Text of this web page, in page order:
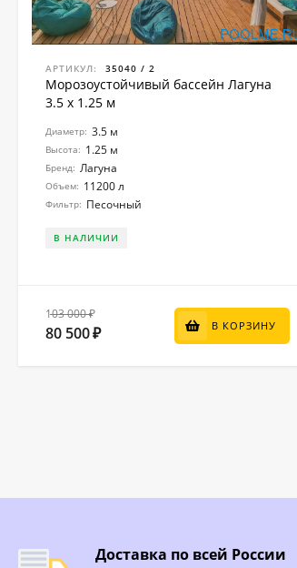
АРТИКУЛ: 35040 / 2
Морозоустойчивый бассейн Лагуна
3.5 х 1.25 м
Диаметр: 3.5 м
Высота: 1.25 м
Бренд: Лагуна
Объем: 11200 л
Фильтр: Песочный
В НАЛИЧИИ
103 000 ₽
80 500₽
В КОРЗИНУ
Доставка по всей России